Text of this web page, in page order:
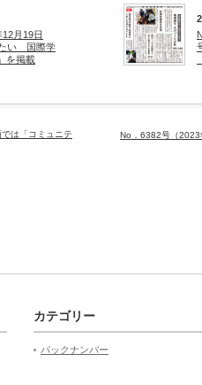
月19日
い 国際学
を掲載
は「コミュニテ
No．6382号（2023
カテゴリー
バックナンバー